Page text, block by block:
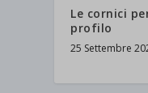
Le cornici
profilo
25 Settembre